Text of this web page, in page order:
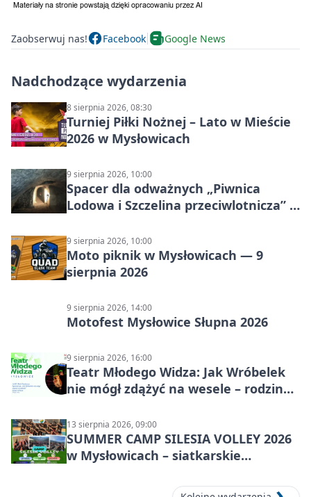
Zaobserwuj nas! Facebook Google News
Nadchodzące wydarzenia
8 sierpnia 2026, 08:30
Turniej Piłki Nożnej – Lato w Mieście
2026 w Mysłowicach
9 sierpnia 2026, 10:00
Spacer dla odważnych „Piwnica
Lodowa i Szczelina przeciwlotnicza” –
9 sierpnia 2026, 10:00
Moto piknik w Mysłowicach — 9
sierpnia 2026
9 sierpnia 2026, 14:00
Motofest Mysłowice Słupna 2026
9 sierpnia 2026, 16:00
Teatr Młodego Widza: Jak Wróbelek
nie mógł zdążyć na wesele – rodzinny
13 sierpnia 2026, 09:00
SUMMER CAMP SILESIA VOLLEY 2026
w Mysłowicach – siatkarskie